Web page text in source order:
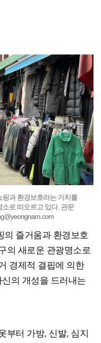
과 환경보호라는 가치를
로 떠오르고 있다. 관문
의 즐거움과 환경보호
의 새로운 관광명소로
경제적 결핍에 의한
의 개성을 드러내는
부터 가방, 신발, 심지